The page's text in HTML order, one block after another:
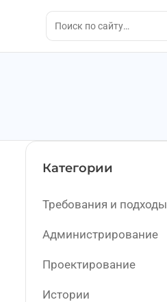
Категории
Требования и подходы
Администрирование
Проектирование
Истории